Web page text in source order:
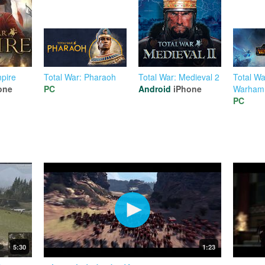
Total War: Pharaoh
PC
Total War: Medieval 2
Android iPhone
Total
PC
5:30 1:23